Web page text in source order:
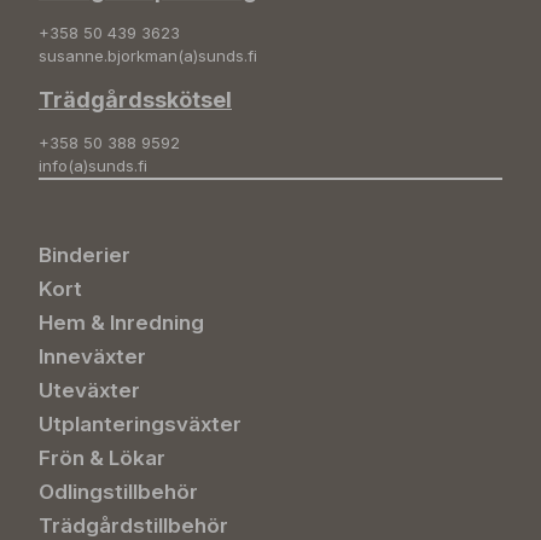
+358 50 439 3623
susanne.bjorkman(a)sunds.fi
Trädgårdsskötsel
+358 50 388 9592
info(a)sunds.fi
Binderier
Kort
Hem & Inredning
Inneväxter
Uteväxter
Utplanteringsväxter
Frön & Lökar
Odlingstillbehör
Trädgårdstillbehör